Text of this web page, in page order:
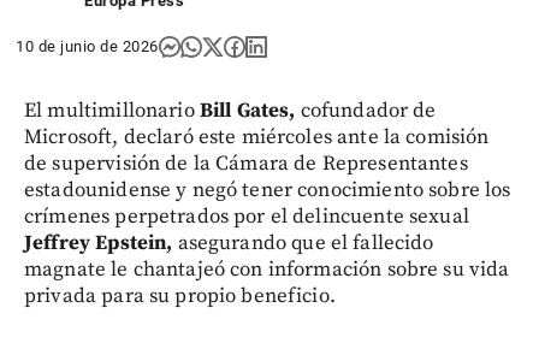
10 de junio de 2026
El multimillonarioBill Gates, cofundador de
Microsoft, declaró este miércoles ante la comisión
de supervisión de la Cámara de Representantes
estadounidense y negó tener conocimiento sobre los
crímenes perpetrados por el delincuente sexual
Jeffrey Epstein, asegurando que el fallecido
magnate le chantajeó con información sobre su vida
privada para su propio beneficio.